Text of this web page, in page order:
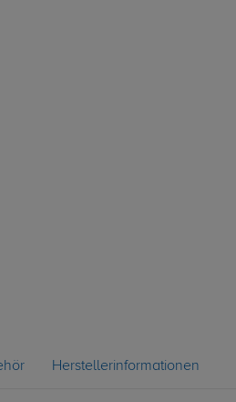
Herstellerinformationen